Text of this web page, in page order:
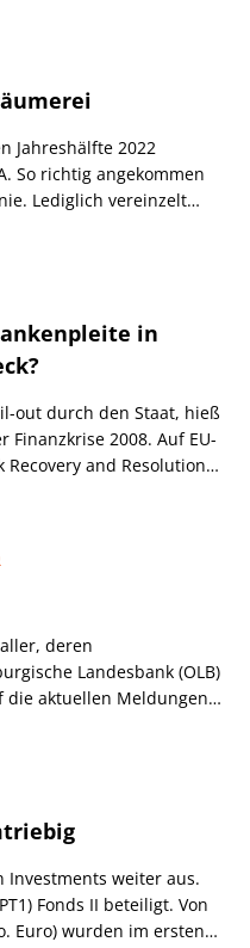
der japanischen
lt. „Bloomberg“
(Spread: 171 bps).
Jahreshälfte 2022
So richtig angekommen
Lediglich vereinzelt
Facebook-Konzerns
virtuelle
mit eigener
digitalen
die mit der realen
so die Bank in einer
skaliere neue
in
out durch den Staat, hieß
2008. Auf EU-
and Resolution
der Steuerzahler ein.
deren
Landesbank (OLB)
die aktuellen Meldungen
Investments weiter aus.
Fonds II beteiligt. Von
Euro) wurden im ersten